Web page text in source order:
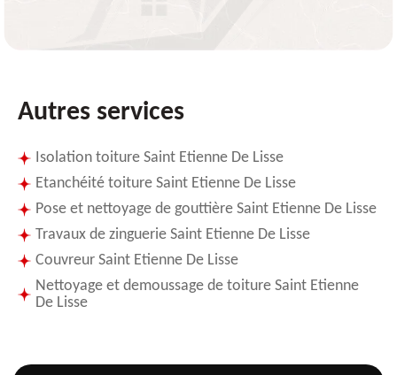
Autres services
Isolation toiture Saint Etienne De Lisse
Etanchéité toiture Saint Etienne De Lisse
Pose et nettoyage de gouttière Saint Etienne De Lisse
Travaux de zinguerie Saint Etienne De Lisse
Couvreur Saint Etienne De Lisse
Nettoyage et demoussage de toiture Saint Etienne
De Lisse